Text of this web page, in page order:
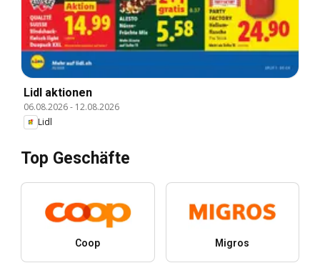
Lidl aktionen
06.08.2026- 12.08.2026
Lidl
Top Geschäfte
Coop Migros